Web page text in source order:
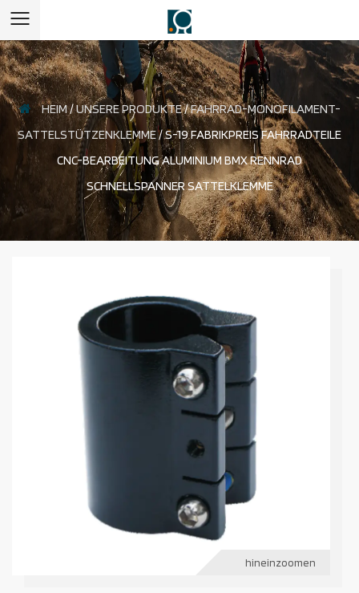
HEIM/UNSERE PRODUKTE/FAHRRAD-MONOFILAMENT-
SATTELSTÜTZENKLEMME/S-19 FABRIKPREIS FAHRRADTEILE
CNC-BEARBEITUNG ALUMINIUM BMX RENNRAD
SCHNELLSPANNER SATTELKLEMME
hineinzoomen